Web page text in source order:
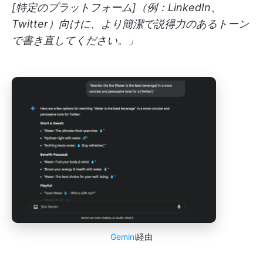
[特定のプラットフォーム]（例：LinkedIn、
Twitter）向けに、より簡潔で説得力のあるトーン
で書き直してください。」
Gemini経由